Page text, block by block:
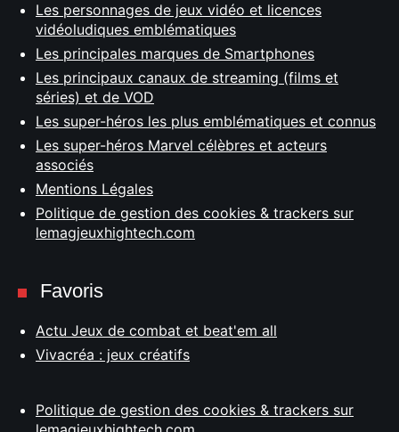
Les personnages de jeux vidéo et licences
vidéoludiques emblématiques
Les principales marques de Smartphones
Les principaux canaux de streaming (films et
séries) et de VOD
Les super-héros les plus emblématiques et connus
Les super-héros Marvel célèbres et acteurs
associés
Mentions Légales
Politique de gestion des cookies & trackers sur
lemagjeuxhightech.com
Favoris
Actu Jeux de combat et beat'em all
Vivacréa : jeux créatifs
Politique de gestion des cookies & trackers sur